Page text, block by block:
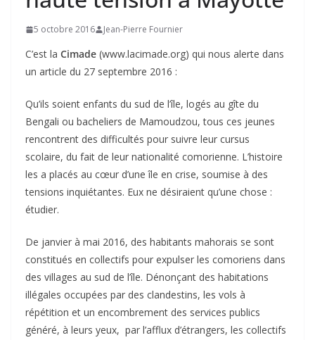
5 octobre 2016 Jean-Pierre Fournier
C’est la Cimade (www.lacimade.org) qui nous alerte dans
un article du 27 septembre 2016 :
Qu’ils soient enfants du sud de l’île, logés au gîte du
Bengali ou bacheliers de Mamoudzou, tous ces jeunes
rencontrent des difficultés pour suivre leur cursus
scolaire, du fait de leur nationalité comorienne. L’histoire
les a placés au cœur d’une île en crise, soumise à des
tensions inquiétantes. Eux ne désiraient qu’une chose :
étudier.
De janvier à mai 2016, des habitants mahorais se sont
constitués en collectifs pour expulser les comoriens dans
des villages au sud de l’île. Dénonçant des habitations
illégales occupées par des clandestins, les vols à
répétition et un encombrement des services publics
généré, à leurs yeux, par l’afflux d’étrangers, les collectifs